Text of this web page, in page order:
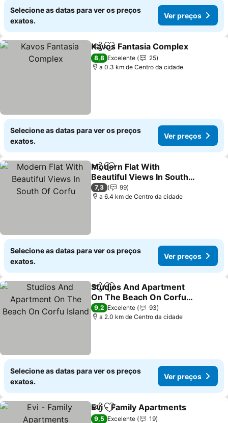
Selecione as datas para ver os preços
exatos.
Ver preços
PartilharAdicionar aos favoritos
Kavos Fantasia Complex
8,8 Excelente
25
a 0.3 km de Centro da cidade
Selecione as datas para ver os preços
exatos.
Ver preços
PartilharAdicionar aos favoritos
Modern Flat With
Beautiful Views In South
Of Corfu
7,3
99
a 6.4 km de Centro da cidade
Selecione as datas para ver os preços
exatos.
Ver preços
PartilharAdicionar aos favoritos
Studios And Apartment
On The Beach On Corfu
Island
9,2 Excelente
93
a 2.0 km de Centro da cidade
Selecione as datas para ver os preços
exatos.
Ver preços
PartilharAdicionar aos favoritos
Evi - Family Apartments
9,5 Excelente
19